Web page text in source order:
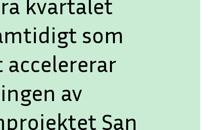
kvartalet
som
accelererar
av
San